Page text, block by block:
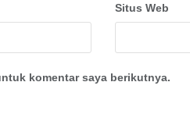
Situs Web
komentar saya berikutnya.